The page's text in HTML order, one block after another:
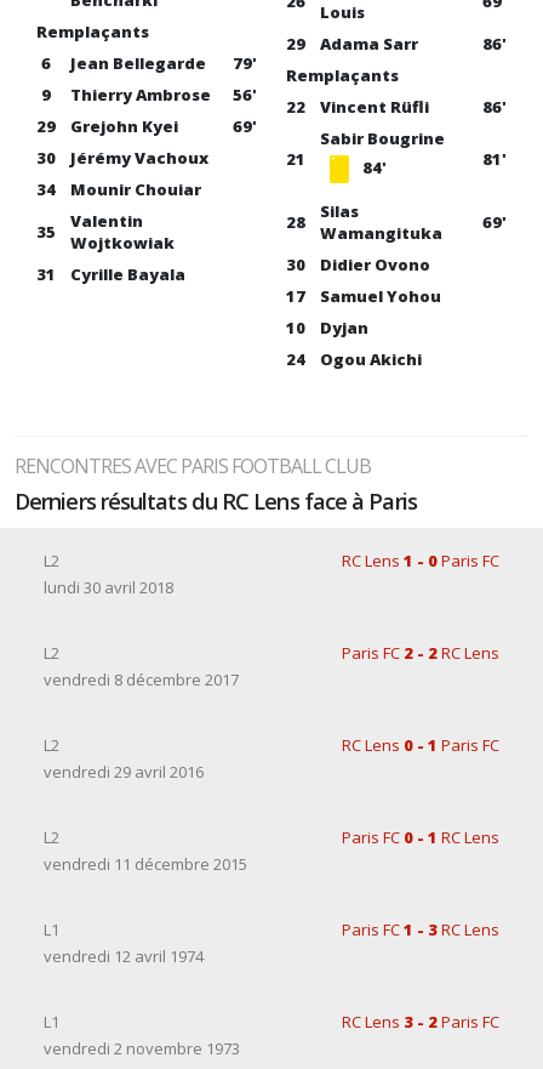
Remplaçants
6
Jean Bellegarde
79'
9
Thierry Ambrose
56'
29
Grejohn Kyei
69'
30
Jérémy Vachoux
34
Mounir Chouiar
35
Valentin
Wojtkowiak
31
Cyrille Bayala
Louis
29
Adama Sarr
86'
Remplaçants
22
Vincent Rüfli 86'
21
Sabir Bougrine
84'
81'
28
Silas
Wamangituka
69'
30
Didier Ovono
17
Samuel Yohou
10
Dyjan
24
Ogou Akichi
RENCONTRES AVEC PARIS FOOTBALL CLUB
Derniers résultats du RC Lens face à Paris
L2 RC Lens 1 - 0Paris FC
lundi 30 avril 2018
L2 Paris FC 2 - 2RC Lens
vendredi 8 décembre 2017
L2 RC Lens 0 - 1 Paris FC
vendredi 29 avril 2016
L2 Paris FC 0 - 1 RC Lens
vendredi 11 décembre 2015
L1 Paris FC1 - 3RC Lens
vendredi 12 avril 1974
L1 RC Lens 3 - 2Paris FC
vendredi 2 novembre 1973